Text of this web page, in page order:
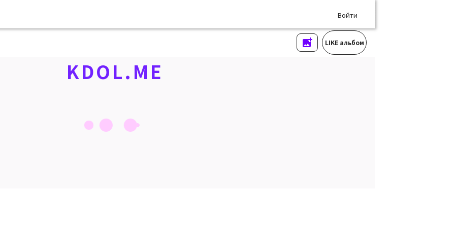
Войти
LIKE альбом
KDOL.ME